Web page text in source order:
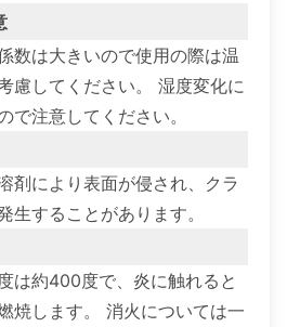
数は大きいので使用の際は温
慮してください。 湿度変化に
で注意してください。
剤により表面が侵され、クラ
生することがあります。
は約400度で、炎に触れると
焼します。 消火については一